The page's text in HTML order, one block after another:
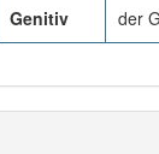
Genitiv der